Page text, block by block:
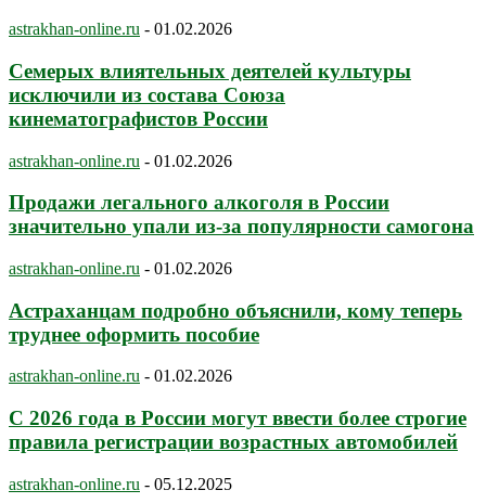
astrakhan-online.ru - 01.02.2026
Семерых влиятельных деятелей культуры
исключили из состава Союза
кинематографистов России
astrakhan-online.ru - 01.02.2026
Продажи легального алкоголя в России
значительно упали из-за популярности самогона
astrakhan-online.ru - 01.02.2026
Астраханцам подробно объяснили, кому теперь
труднее оформить пособие
astrakhan-online.ru - 01.02.2026
С 2026 года в России могут ввести более строгие
правила регистрации возрастных автомобилей
astrakhan-online.ru - 05.12.2025